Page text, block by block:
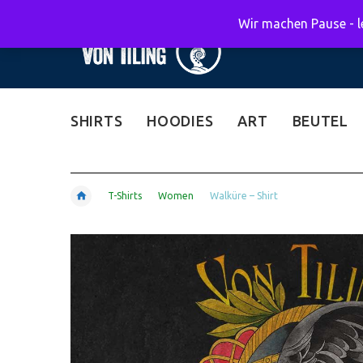
SHIRTS HOODIES ART BEUTEL
T-Shirts Women Walküre – Shirt
Wir machen Pause -